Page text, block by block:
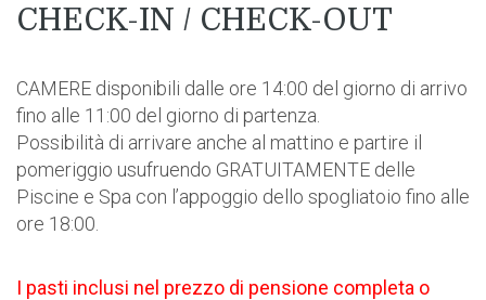
CHECK-IN / CHECK-OUT
CAMERE disponibili dalle ore 14:00 del giorno di arrivo
fino alle 11:00 del giorno di partenza.
Possibilità di arrivare anche al mattino e partire il
pomeriggio usufruendo GRATUITAMENTE delle
Piscine e Spa con l’appoggio dello spogliatoio fino alle
ore 18:00.
I pasti inclusi nel prezzo di pensione completa o